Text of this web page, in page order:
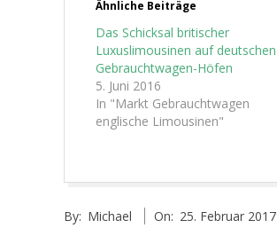
Ähnliche Beiträge
Das Schicksal britischer
Luxuslimousinen auf deutschen
Gebrauchtwagen-Höfen
5. Juni 2016
In "Markt Gebrauchtwagen
englische Limousinen"
02-
By: Michael On: 25. Februar 2017